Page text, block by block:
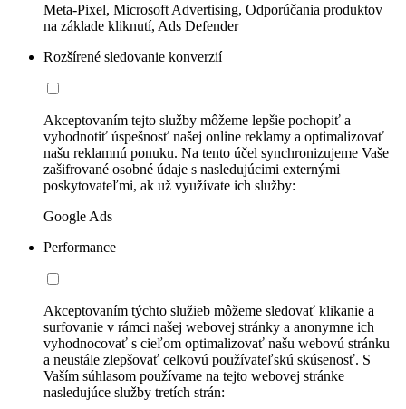
Meta-Pixel, Microsoft Advertising, Odporúčania produktov
na základe kliknutí, Ads Defender
Rozšírené sledovanie konverzií
Akceptovaním tejto služby môžeme lepšie pochopiť a
vyhodnotiť úspešnosť našej online reklamy a optimalizovať
našu reklamnú ponuku. Na tento účel synchronizujeme Vaše
zašifrované osobné údaje s nasledujúcimi externými
poskytovateľmi, ak už využívate ich služby:
Google Ads
Performance
Akceptovaním týchto služieb môžeme sledovať klikanie a
surfovanie v rámci našej webovej stránky a anonymne ich
vyhodnocovať s cieľom optimalizovať našu webovú stránku
a neustále zlepšovať celkovú používateľskú skúsenosť. S
Vaším súhlasom používame na tejto webovej stránke
nasledujúce služby tretích strán: